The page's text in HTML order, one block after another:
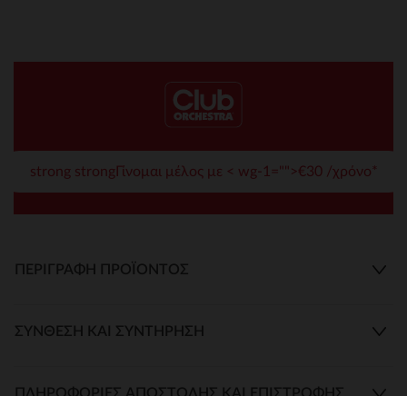
strong strongΓίνομαι μέλος με < wg-1="">€30 /χρόνο*
ΠΕΡΙΓΡΑΦΉ ΠΡΟΪΌΝΤΟΣ
ΣΎΝΘΕΣΗ ΚΑΙ ΣΥΝΤΉΡΗΣΗ
ΠΛΗΡΟΦΟΡΊΕΣ ΑΠΟΣΤΟΛΉΣ ΚΑΙ ΕΠΙΣΤΡΟΦΉΣ